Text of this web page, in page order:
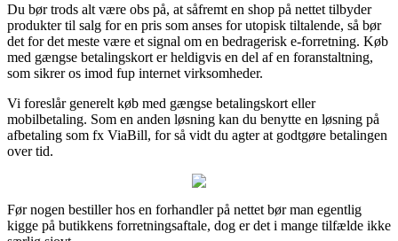
Du bør trods alt være obs på, at såfremt en shop på nettet tilbyder
produkter til salg for en pris som anses for utopisk tiltalende, så bør
det for det meste være et signal om en bedragerisk e-forretning. Køb
med gængse betalingskort er heldigvis en del af en foranstaltning,
som sikrer os imod fup internet virksomheder.
Vi foreslår generelt køb med gængse betalingskort eller
mobilbetaling. Som en anden løsning kan du benytte en løsning på
afbetaling som fx ViaBill, for så vidt du agter at godtgøre betalingen
over tid.
Før nogen bestiller hos en forhandler på nettet bør man egentlig
kigge på butikkens forretningsaftale, dog er det i mange tilfælde ikke